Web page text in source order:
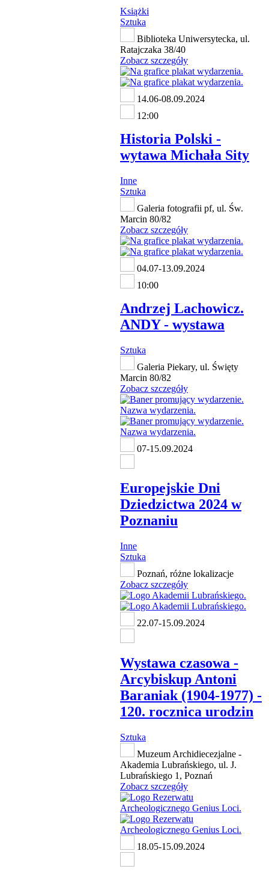
Książki
Sztuka
Biblioteka Uniwersytecka, ul.
Ratajczaka 38/40
Zobacz szczegóły
14.06-08.09.2024
12:00
Historia Polski -
wytawa Michała Sity
Inne
Sztuka
Galeria fotografii pf, ul. Św.
Marcin 80/82
Zobacz szczegóły
04.07-13.09.2024
10:00
Andrzej Lachowicz.
ANDY - wystawa
Sztuka
Galeria Piekary, ul. Święty
Marcin 80/82
Zobacz szczegóły
07-15.09.2024
Europejskie Dni
Dziedzictwa 2024 w
Poznaniu
Inne
Sztuka
Poznań, różne lokalizacje
Zobacz szczegóły
22.07-15.09.2024
Wystawa czasowa -
Arcybiskup Antoni
Baraniak (1904-1977) -
120. rocznica urodzin
Sztuka
Muzeum Archidiecezjalne -
Akademia Lubrańskiego, ul. J.
Lubrańskiego 1, Poznań
Zobacz szczegóły
18.05-15.09.2024